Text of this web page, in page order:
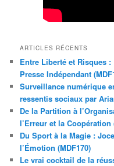
ARTICLES RÉCENTS
Entre Liberté et Risques :
Presse Indépendant
Surveillance numérique
ressentis sociaux par
De la Partition à
l’Erreur et la Coopération
Du Sport à la Magie :
l’Émotion (MDF170)
Le vrai cocktail de la